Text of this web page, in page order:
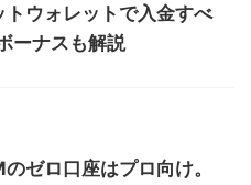
ウォレットで入金すべ
ーナスも解説
のゼロ口座はプロ向け。